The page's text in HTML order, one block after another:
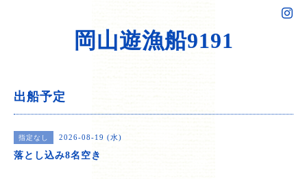
岡山遊漁船9191
出船予定
指定なし 2026-08-19 (水)
落とし込み8名空き